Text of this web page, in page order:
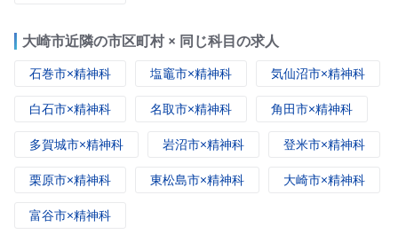
大崎市近隣の市区町村 × 同じ科目の求人
石巻市×精神科 塩竈市×精神科 気仙沼市×精神科
白石市×精神科 名取市×精神科 角田市×精神科
多賀城市×精神科 岩沼市×精神科 登米市×精神科
栗原市×精神科 東松島市×精神科 大崎市×精神科
富谷市×精神科